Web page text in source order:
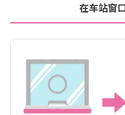
在车站窗